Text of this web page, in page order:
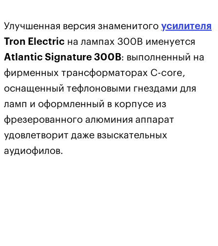
Улучшенная версия знаменитого усилителя
Tron Electric на лампах 300B именуется
Atlantic Signature 300B: выполненный на
фирменных трансформаторах C-core,
оснащенный тефлоновыми гнездами для
ламп и оформленный в корпусе из
фрезерованного алюминия аппарат
удовлетворит даже взыскательных
аудиофилов.